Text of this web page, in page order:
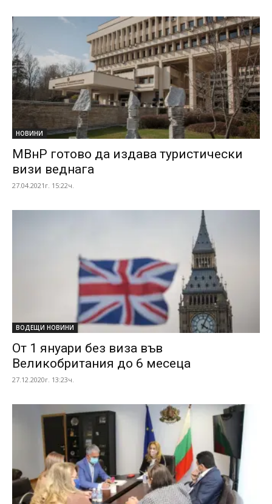
НОВИНИ
МВнР готово да издава туристически
визи веднага
27.04.2021г. 15:22ч.
ВОДЕЩИ НОВИНИ
От 1 януари без виза във
Великобритания до 6 месеца
27.12.2020г. 13:23ч.